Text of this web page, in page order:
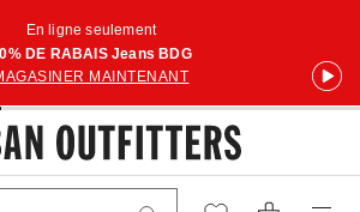
En ligne seulement
DE RABAIS Jeans BDG
MAINTENANT